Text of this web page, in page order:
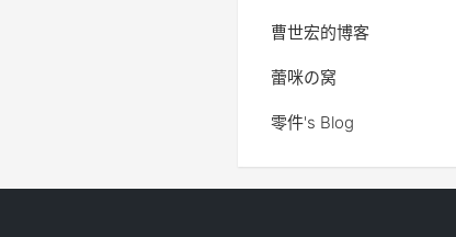
曹世宏的博客
蕾咪の窝
零件's Blog